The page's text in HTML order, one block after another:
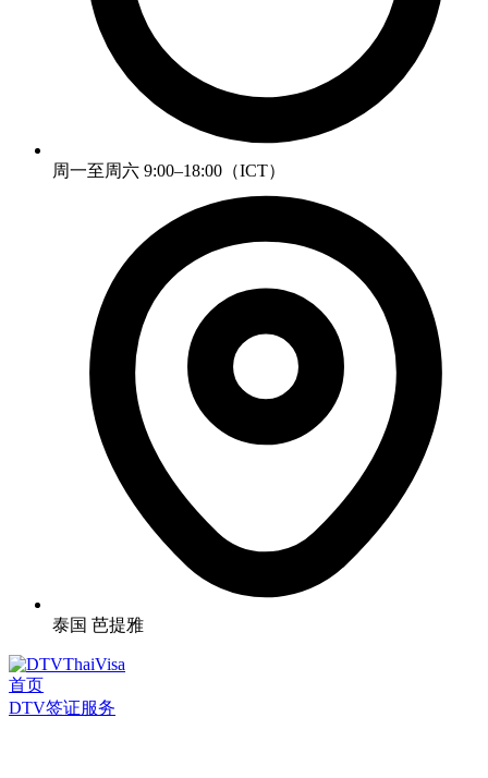
周一至周六 9:00–18:00（ICT）
泰国 芭提雅
首页
DTV签证服务